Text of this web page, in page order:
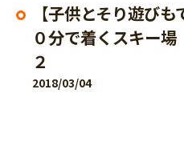
【子供とそり遊び
０分で着くスキー場
２
2018/03/04